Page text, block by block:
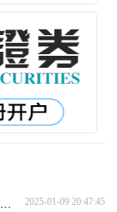
股票证券有哪些股票 期货配资，资金助你腾飞，财富之路更宽广 2025-01-09 20:47:45